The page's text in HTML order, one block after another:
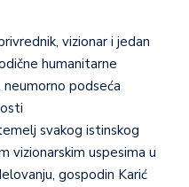
humanitarne
podseća
svakog istinskog
vizionarskim uspesima u
gospodin Karić